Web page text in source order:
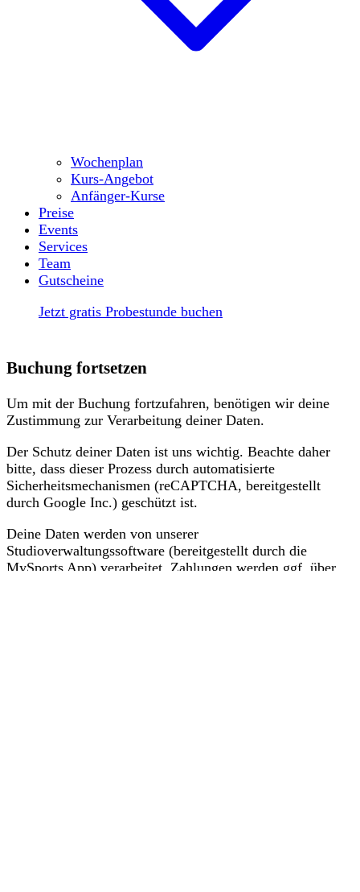
Wochenplan
Kurs-Angebot
Anfänger-Kurse
Preise
Events
Services
Team
Gutscheine
Jetzt gratis Probestunde buchen
Buchung fortsetzen
Um mit der Buchung fortzufahren, benötigen wir deine
Zustimmung zur Verarbeitung deiner Daten.
Der Schutz deiner Daten ist uns wichtig. Beachte daher
bitte, dass dieser Prozess durch automatisierte
Sicherheitsmechanismen (reCAPTCHA, bereitgestellt
durch Google Inc.) geschützt ist.
Deine Daten werden von unserer
Studioverwaltungssoftware (bereitgestellt durch die
MySports App) verarbeitet. Zahlungen werden ggf. über